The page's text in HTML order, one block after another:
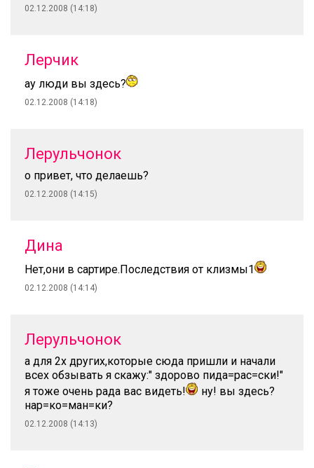
02.12.2008 (14:18)
Лерчик
ау люди вы здесь?
02.12.2008 (14:18)
Лерульчонок
о привет, что делаешь?
02.12.2008 (14:15)
Дина
Нет,они в сартире.Последствия от клизмы1
02.12.2008 (14:14)
Лерульчонок
а для 2х других,которые сюда пришли и начали
всех обзывать я скажу:" здорово пида=рас=ски!"
я тоже очень рада вас видеть!
ну! вы здесь?
нар=ко=ман=ки?
02.12.2008 (14:13)